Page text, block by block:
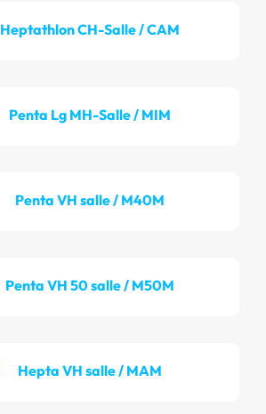
Heptathlon CH-Salle / CAM
Penta Lg MH-Salle / MIM
Penta VH salle / M40M
Penta VH 50 salle / M50M
Hepta VH salle / MAM